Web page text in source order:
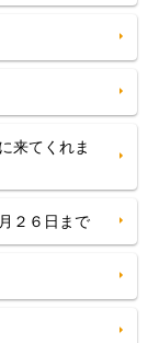
来てくれま
２６日まで